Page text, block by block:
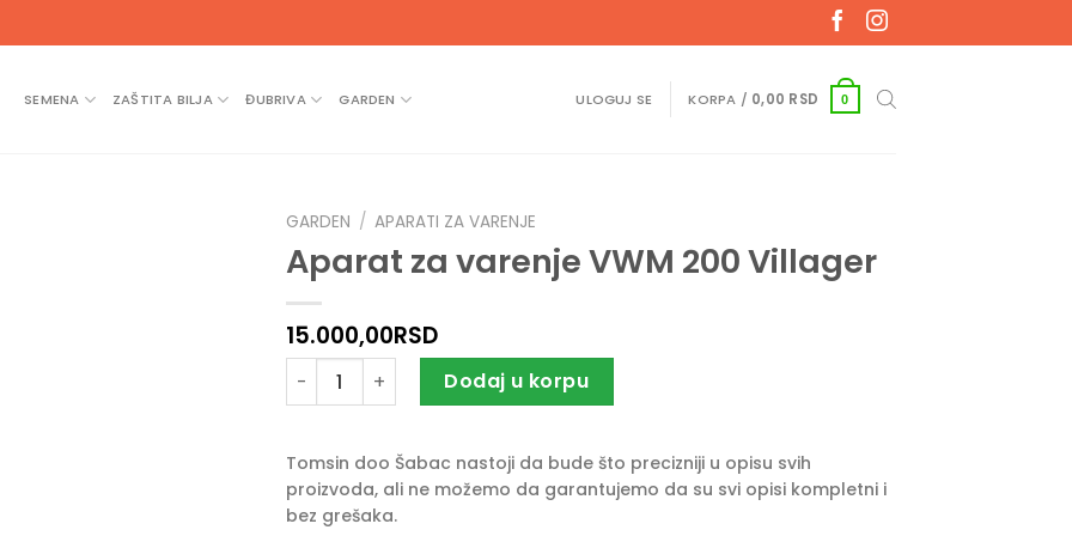
SEMENA ZAŠTITA BILJA ĐUBRIVA GARDEN ULOGUJ SE KORPA / 0,00 RSD 0
GARDEN / APARATI ZA VARENJE
Aparat za varenje VWM 200 Villager
15.000,00RSD
Aparat za varenje VWM 200 Villager količina
Dodaj u korpu
Tomsin doo Šabac nastoji da bude što precizniji u opisu svih
proizvoda, ali ne možemo da garantujemo da su svi opisi kompletni i
bez grešaka.